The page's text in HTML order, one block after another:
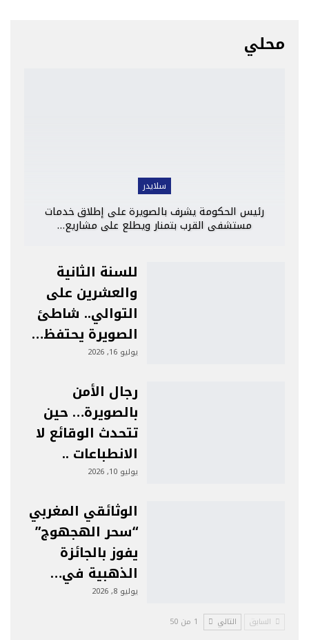
محلي
سلايدر
رئيس الحكومة يشرف بالصويرة على إطلاق خدمات
مستشفى القرب بتمنار ويطلع على مشاريع…
للسنة الثانية
والعشرين على
التوالي.. شاطئ
الصويرة يحتفظ…
يوليو 16, 2026
رجال الأمن
بالصويرة… حين
تتحدث الوقائع لا
الانطباعات ..
يوليو 10, 2026
الوثائقي المغربي
“سحر الهجهوج”
يفوز بالجائزة
الذهبية في…
يوليو 8, 2026
السابق التالي 1 من 50